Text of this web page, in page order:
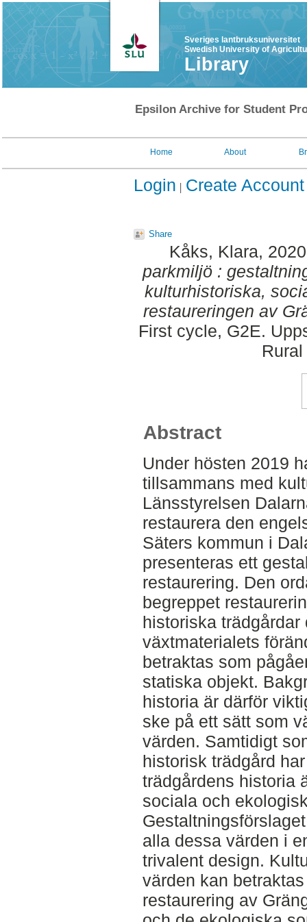
Sveriges lantbruksuniversitet
Swedish University of
Library
Epsilon Archive for Student
Home About
Login Create Account
Share
Kåks, Klara,
parkmiljö :
kulturhistoriska,
restaureringen av
First cycle, G2E.
Abstract
Under hösten 2019
tillsammans med
Länsstyrelsen
restaurera den
Säters kommun i
presenteras ett
restaurering. Den
begreppet
historiska
växtmaterialets
betraktas som
statiska objekt.
historia är därför
ske på ett sätt som
värden. Samtidigt
historisk trädgård
trädgårdens historia
sociala och
alla dessa värden i
trivalent design.
värden kan
restaurering av